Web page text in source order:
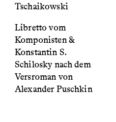
Tschaikowski
Libretto vom
Komponisten &
Konstantin S.
Schilosky nach dem
Versroman von
Alexander Puschkin